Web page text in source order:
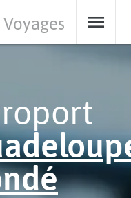
Voyages